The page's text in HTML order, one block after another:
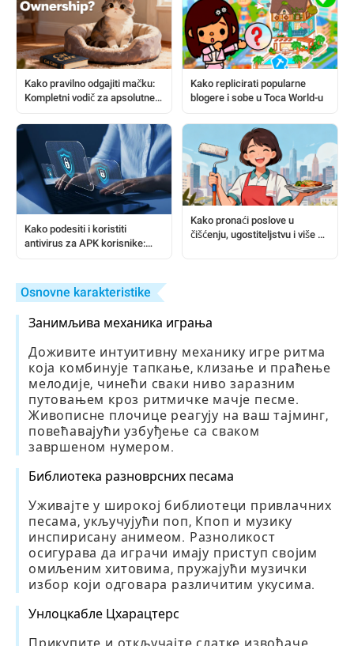
Kako pravilno odgajiti mačku:
Kompletni vodič za apsolutne
Kako replicirati popularne
blogere i sobe u Toca World-u
Kako podesiti i koristiti
antivirus za APK korisnike:
Kako pronaći poslove u
čišćenju, ugostiteljstvu i više –
Osnovne karakteristike
Занимљива механика играња
Доживите интуитивну механику игре ритма
која комбинује тапкање, клизање и праћење
мелодије, чинећи сваки ниво заразним
путовањем кроз ритмичке мачје песме.
Живописне плочице реагују на ваш тајминг,
повећавајући узбуђење са сваком
завршеном нумером.
Библиотека разноврсних песама
Уживајте у широкој библиотеци привлачних
песама, укључујући поп, Кпоп и музику
инспирисану анимеом. Разноликост
осигурава да играчи имају приступ својим
омиљеним хитовима, пружајући музички
избор који одговара различитим укусима.
Унлоцкабле Цхарацтерс